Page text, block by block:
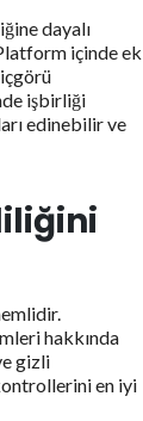
dayalı
içinde ek
işbirliği
edinebilir ve
hakkında
gizli
en iyi